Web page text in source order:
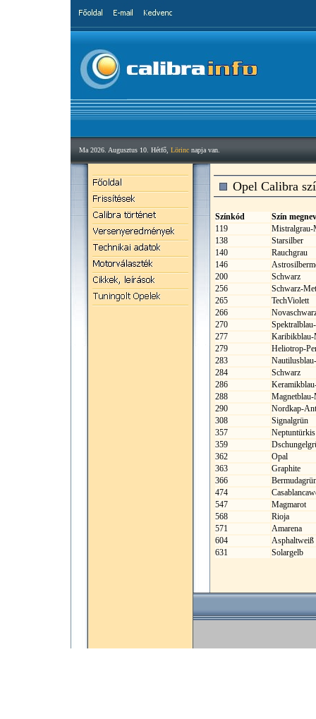
Ma 2026. Augusztus 10. Hétfő, Lörinc napja van.
Opel Calibra
Színkód
Szín
119
Mistralgrau-
138
Starsilber
140
Rauchgrau
146
200
Schwarz
256
Schwarz-
265
TechViolett
266
270
277
Karibikblau-
279
Heliotrop-
283
284
Schwarz
286
288
290
Nordkap-
308
Signalgrün
357
Neptuntürkis
359
362
Opal
363
Graphite
366
474
547
Magmarot
568
Rioja
571
Amarena
604
Asphaltweiß
631
Solargelb